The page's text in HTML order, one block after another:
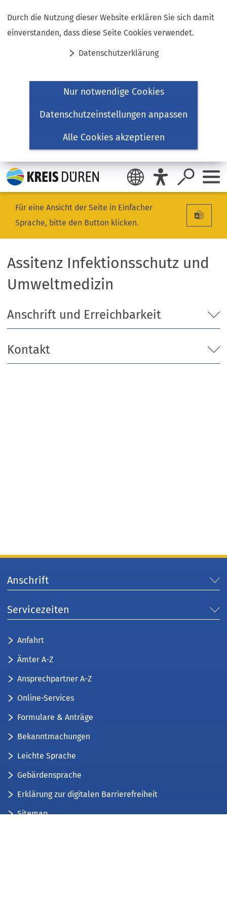
Durch die Nutzung dieser Website erklären Sie sich damit
einverstanden, dass diese Seite Cookies verwendet.
Datenschutzerklärung
Nur notwendige Cookies
Datenschutzeinstellungen anpassen
Alle Cookies akzeptieren
Inhalt anspringen
Für eine Ansicht der Seite in Einfacher
Sprache, bitte den Button klicken.
Assitenz Infektionsschutz und
Umweltmedizin
Anschrift und Erreichbarkeit
Kontakt
Anschrift
Servicezeiten
Anfahrt
Ämter A-Z
Ansprechpartner A-Z
Online-Services
Formulare & Anträge
Bekanntmachungen
Leichte Sprache
Gebärdensprache
Erklärung zur digitalen Barrierefreiheit
Sitemap